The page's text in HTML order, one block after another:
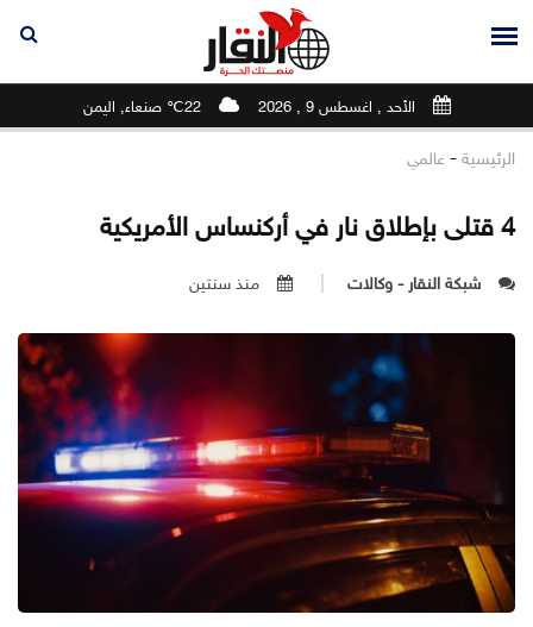
الأحد , اغسطس 9 , 2026 22℃ صنعاء, اليمن
الرئيسية - عالمي
4 قتلى بإطلاق نار في أركنساس الأمريكية
شبكة النقار - وكالات منذ سنتين